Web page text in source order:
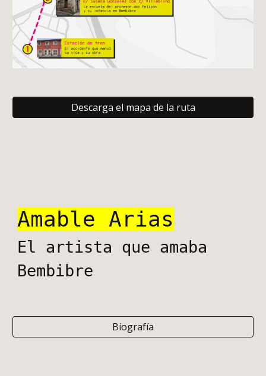
Descarga el mapa de la ruta
Amable Arias
El artista que amaba
Bembibre
Biografía